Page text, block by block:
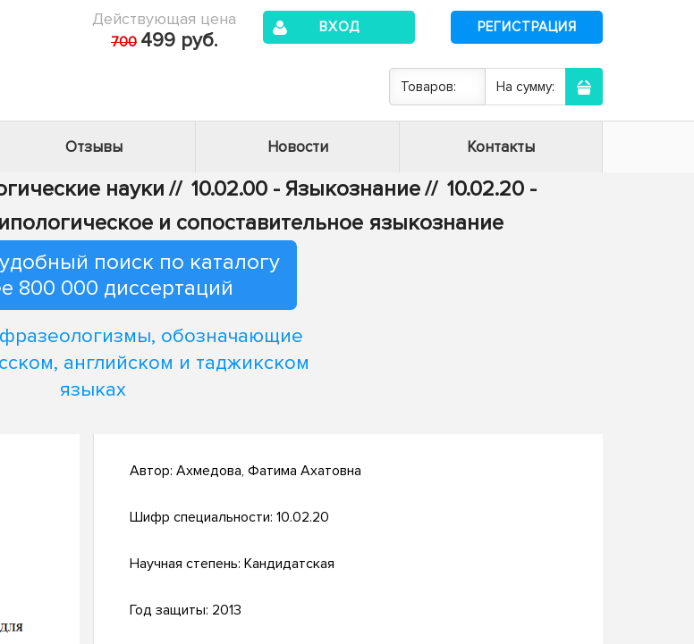
Действующая цена
700 499 руб.
ВХОД РЕГИСТРАЦИЯ
Товаров: На сумму:
Отзывы Новости Контакты
науки // 10.02.00 - Языкознание// 10.02.20 -
и сопоставительное языкознание
поиск по каталогу
800 000 диссертаций
обозначающие
английском и таджикском
языках
Автор: Ахмедова, Фатима Ахатовна
Шифр специальности: 10.02.20
Научная степень: Кандидатская
Год защиты: 2013